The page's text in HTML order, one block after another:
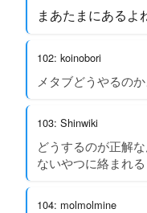
まあたまにあるよ
102: koinobori
メタブどうやるの
103: Shinwiki
どうするのが正解
ないやつに絡まれる
104: molmolmine